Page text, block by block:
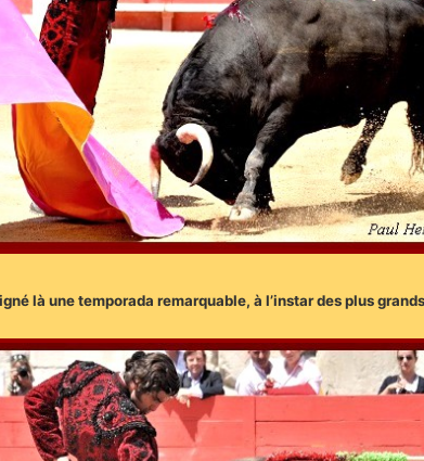
là une temporada remarquable, à l’instar des plus